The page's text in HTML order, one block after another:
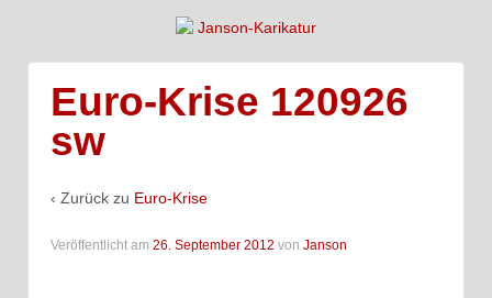
Euro-Krise 120926
sw
‹ Zurück zu Euro-Krise
Veröffentlicht am 26. September 2012 von Janson